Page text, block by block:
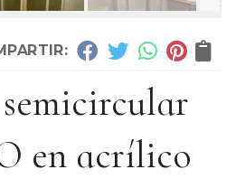
en acrílico